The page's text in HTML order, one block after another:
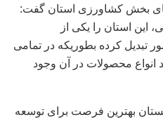
بخش کشاورزی استان گفت:
این استان را یکی از
تبدیل کرده بطوریکه در تمامی
محصولات در آن وجود
بهترین فرصت برای توسعه